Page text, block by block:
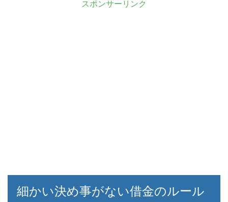
スポンサーリンク
細かい決め事がない借金のルール